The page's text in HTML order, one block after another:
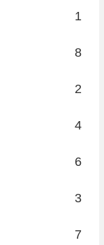
1
8
2
4
6
3
7